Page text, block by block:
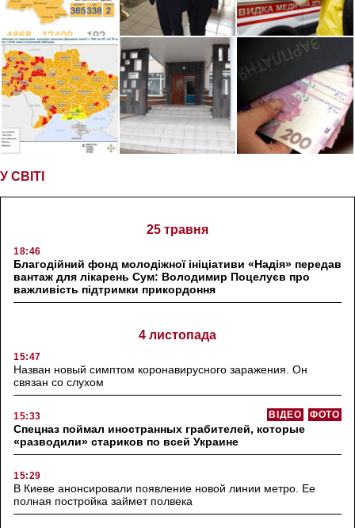
У СВІТІ
25 травня
18:46
Благодійний фонд молодіжної ініціативи «Надія» передав
вантаж для лікарень Сум: Володимир Поцелуєв про
важливість підтримки прикордоння
4 листопада
15:47
Назван новый симптом коронавирусного заражения. Он
связан со слухом
15:33 ФОТО
ВІДЕО
Спецназ поймал иностранных грабителей, которые
«разводили» стариков по всей Украине
15:29
В Киеве анонсировали появление новой линии метро. Ее
полная постройка займет полвека